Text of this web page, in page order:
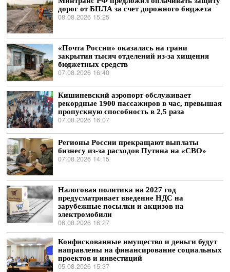
дорог от БПЛА за счет дорожного бюджета
08.08.2026 15:25
«Почта России» оказалась на грани
закрытия тысяч отделений из-за хищения
бюджетных средств
07.08.2026 16:40
Кишиневский аэропорт обслуживает
рекордные 1900 пассажиров в час, превышая
пропускную способность в 2,5 раза
07.08.2026 16:07
Регионы России прекращают выплаты
бизнесу из-за расходов Путина на «СВО»
07.08.2026 14:15
Налоговая политика на 2027 год
предусматривает введение НДС на
зарубежные посылки и акцизов на
электромобили
06.08.2026 16:27
Конфискованные имущество и деньги будут
направлены на финансирование социальных
проектов и инвестиций
05.08.2026 15:37